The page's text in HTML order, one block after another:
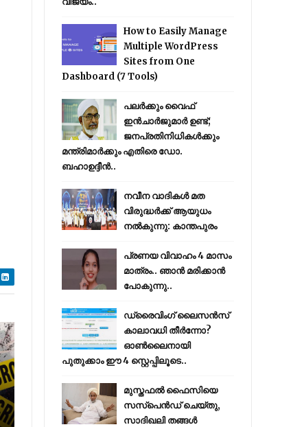
How to Easily Manage
Multiple WordPress
Sites from One
Dashboard (7 Tools)
പലർക്കും വൈഫ്
ഇൻചാർജുമാർ ഉണ്ട്;
ജനപ്രതിനിധികൾക്കും
മന്ത്രിമാർക്കും എതിരെ ഡോ.
ബഹാഉദ്ദീൻ..
നവീന വാദികൾ മത
വിരുദ്ധർക്ക് ആയുധം
നൽകുന്നു: കാന്തപുരം
പ്രണയ വിവാഹം 4 മാസം
മാത്രം.. ഞാൻ മരിക്കാൻ
പോകുന്നു..
ഡ്രൈവിംഗ് ലൈസൻസ്
കാലാവധി തീർന്നോ?
ഓൺലൈനായി
പുതുക്കാം ഈ 4 സ്റ്റെപ്പിലൂടെ..
മുസ്തഫൽ ഫൈസിയെ
സസ്‌പെൻഡ് ചെയ്തു,
സാദിഖലി തങ്ങൾ